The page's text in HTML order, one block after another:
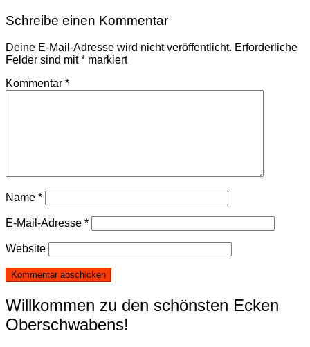
Schreibe einen Kommentar
Deine E-Mail-Adresse wird nicht veröffentlicht. Erforderliche
Felder sind mit* markiert
Kommentar *
Name *
E-Mail-Adresse *
Website
Willkommen zu den schönsten Ecken
Oberschwabens!